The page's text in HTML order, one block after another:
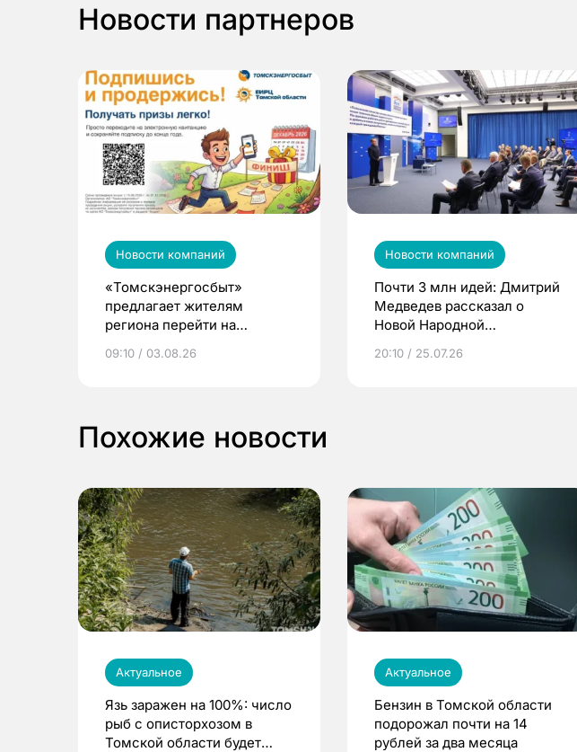
Новости партнеров
Новости компаний
«Томскэнергосбыт»
предлагает жителям
региона перейти на
выиграть призы
09:10 / 03.08.26
Новости компаний
Почти 3 млн идей: Дмитрий
Медведев рассказал о
Новой Народной
20:10 / 25.07.26
Похожие новости
Актуальное
Язь заражен на 100%: число
рыб с описторхозом в
Томской области будет
Актуальное
Бензин в Томской области
подорожал почти на 14
рублей за два месяца